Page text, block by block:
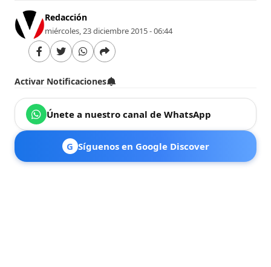
Redacción
miércoles, 23 diciembre 2015 - 06:44
Activar Notificaciones
Únete a nuestro canal de WhatsApp
G Síguenos en Google Discover